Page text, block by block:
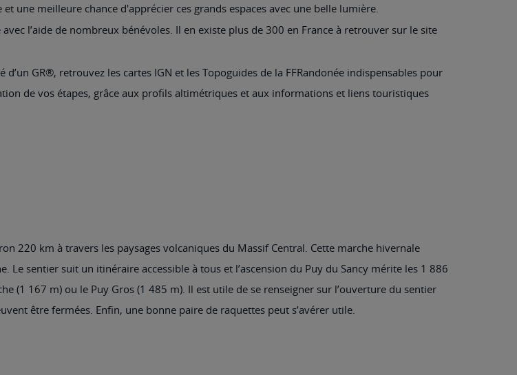
une meilleure chance d'apprécier ces grands espaces avec une belle lumière.
l’aide de nombreux bénévoles. Il en existe plus de 300 en France à retrouver sur le site
GR®, retrouvez les cartes IGN et les Topoguides de la FFRandonée indispensables pour
de vos étapes, grâce aux profils altimétriques et aux informations et liens touristiques
220 km à travers les paysages volcaniques du Massif Central. Cette marche hivernale
Le sentier suit un itinéraire accessible à tous et l’ascension du Puy du Sancy mérite les 1 886
(1 167 m) ou le Puy Gros (1 485 m). Il est utile de se renseigner sur l’ouverture du sentier
être fermées. Enfin, une bonne paire de raquettes peut s’avérer utile.